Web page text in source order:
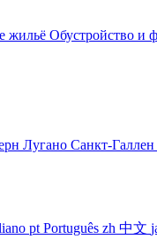
жильё Обустройство и
Лугано Санкт-Галлен
pt Português zh 中文